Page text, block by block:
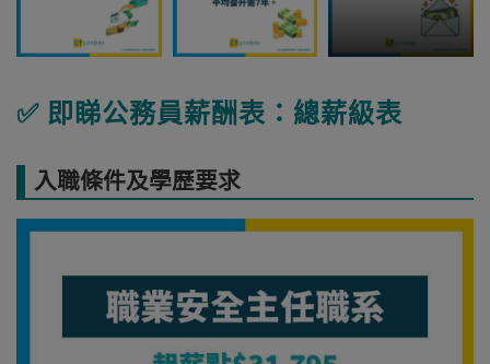
✅ 即睇公務員薪酬表：總薪級表
入職條件及學歷要求